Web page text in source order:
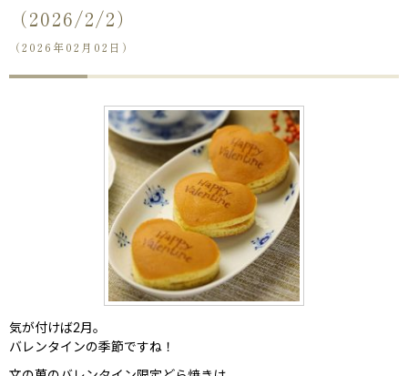
（2026/2/2）
（2026年02月02日）
気が付けば2月。
バレンタインの季節ですね！